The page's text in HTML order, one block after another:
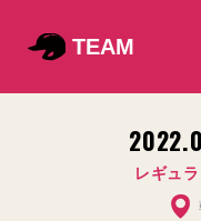
TEAM
レギュ